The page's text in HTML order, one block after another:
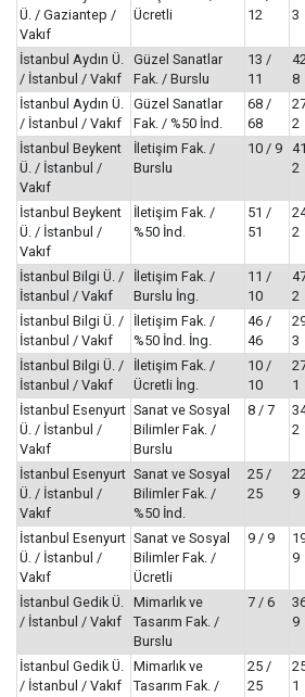
Ü. / Gaziantep /
Vakıf
Ücretli
12
3
İstanbul Aydın Ü.
/ İstanbul / Vakıf
Güzel Sanatlar
Fak. / Burslu
13 /
11
8
İstanbul Aydın Ü.
/ İstanbul / Vakıf
Güzel Sanatlar
Fak. / %50 İnd.
68 /
68
2
İstanbul Beykent
Ü. / İstanbul /
Vakıf
İletişim Fak. /
Burslu
10 / 9
2
İstanbul Beykent
Ü. / İstanbul /
Vakıf
İletişim Fak. /
%50 İnd.
51 /
51
2
İstanbul Bilgi Ü. /
İstanbul / Vakıf
İletişim Fak. /
Burslu İng.
11 /
10
2
İstanbul Bilgi Ü. /
İstanbul / Vakıf
İletişim Fak. /
%50 İnd. İng.
46 /
46
3
İstanbul Bilgi Ü. /
İstanbul / Vakıf
İletişim Fak. /
Ücretli İng.
10 /
10
1
İstanbul Esenyurt
Ü. / İstanbul /
Vakıf
Sanat ve Sosyal
Bilimler Fak. /
Burslu
8 / 7
2
İstanbul Esenyurt
Ü. / İstanbul /
Vakıf
Sanat ve Sosyal
Bilimler Fak. /
%50 İnd.
25 /
25
9
İstanbul Esenyurt
Ü. / İstanbul /
Vakıf
Sanat ve Sosyal
Bilimler Fak. /
Ücretli
9 / 9
9
İstanbul Gedik Ü.
/ İstanbul / Vakıf
Mimarlık ve
Tasarım Fak. /
Burslu
7 / 6
9
İstanbul Gedik Ü.
/ İstanbul / Vakıf
Mimarlık ve
Tasarım Fak. /
25 /
25
1